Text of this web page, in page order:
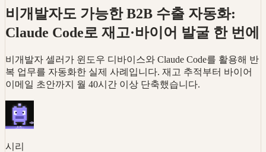
비개발자도 가능한 B2B 수출 자동화:
Claude Code로 재고·바이어 발굴 한 번에
비개발자 셀러가 윈도우 디바이스와 Claude Code를 활용해 반
복 업무를 자동화한 실제 사례입니다. 재고 추적부터 바이어
이메일 초안까지 월 40시간 이상 단축했습니다.
시리